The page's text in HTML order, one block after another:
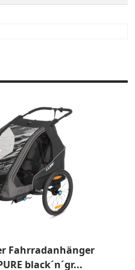
Fahrradanhänger
black´n´gr...